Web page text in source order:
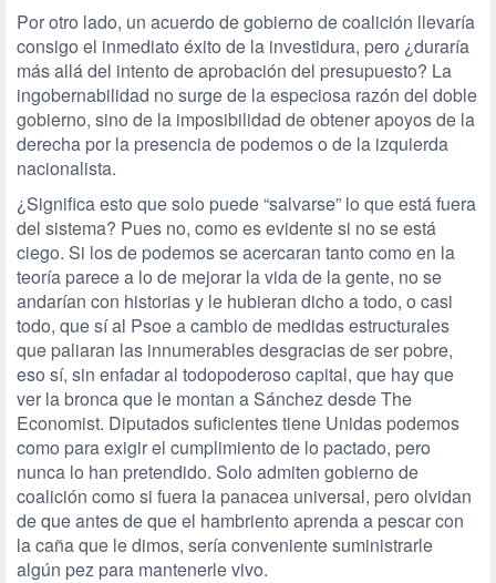
Por otro lado, un acuerdo de gobierno de coalición llevaría
consigo el inmediato éxito de la investidura, pero ¿duraría
más allá del intento de aprobación del presupuesto? La
ingobernabilidad no surge de la especiosa razón del doble
gobierno, sino de la imposibilidad de obtener apoyos de la
derecha por la presencia de podemos o de la izquierda
nacionalista.
¿Significa esto que solo puede “salvarse” lo que está fuera
del sistema? Pues no, como es evidente si no se está
ciego. Si los de podemos se acercaran tanto como en la
teoría parece a lo de mejorar la vida de la gente, no se
andarían con historias y le hubieran dicho a todo, o casi
todo, que sí al Psoe a cambio de medidas estructurales
que paliaran las innumerables desgracias de ser pobre,
eso sí, sin enfadar al todopoderoso capital, que hay que
ver la bronca que le montan a Sánchez desde The
Economist. Diputados suficientes tiene Unidas podemos
como para exigir el cumplimiento de lo pactado, pero
nunca lo han pretendido. Solo admiten gobierno de
coalición como si fuera la panacea universal, pero olvidan
de que antes de que el hambriento aprenda a pescar con
la caña que le dimos, sería conveniente suministrarle
algún pez para mantenerle vivo.